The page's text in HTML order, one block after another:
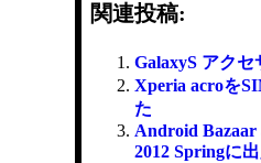
関連投稿:
GalaxyS アクセ
Xperia acroを
た
Android Bazaar
2012 Springに